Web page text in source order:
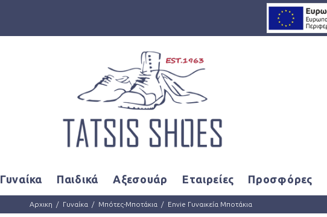
Γυναίκα Παιδικά Αξεσουάρ Εταιρείες Προσφόρες
Αρχικη Γυναίκα Μπότες-Μποτάκια Envie Γυναικεία Μποτάκια